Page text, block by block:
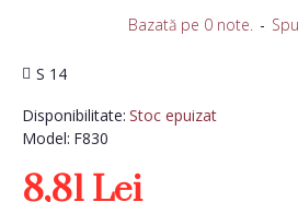
Disponibilitate: Stoc epuizat
Model: F830
S 14
Bazată pe 0 note. -
8,81 Lei